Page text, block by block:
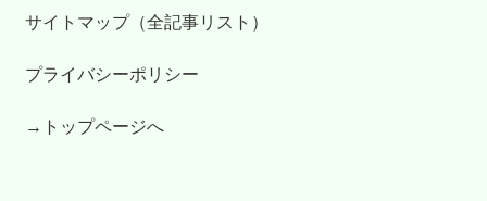
サイトマップ（全記事リスト）
プライバシーポリシー
→トップページへ